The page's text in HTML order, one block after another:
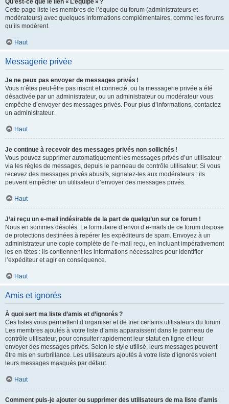
Qu’est-ce que le lien « L’équipe » ?
Cette page liste les membres de l’équipe du forum (administrateurs et
modérateurs) avec quelques informations complémentaires, comme les forums
qu’ils modèrent.
Haut
Messagerie privée
Je ne peux pas envoyer de messages privés !
Vous n’êtes peut-être pas inscrit et connecté, ou la messagerie privée a été
désactivée par un administrateur, ou un administrateur ou modérateur vous
empêche d’envoyer des messages privés. Pour plus d’informations, contactez
un administrateur.
Haut
Je continue à recevoir des messages privés non sollicités !
Vous pouvez supprimer automatiquement les messages privés d’un utilisateur
via les règles de messages, depuis le panneau de contrôle utilisateur. Si vous
recevez des messages privés abusifs, signalez-les aux modérateurs : ils
peuvent empêcher un utilisateur d’envoyer des messages privés.
Haut
J’ai reçu un e-mail indésirable de la part de quelqu’un sur ce forum !
Nous en sommes désolés. Le formulaire d’envoi d’e-mails de ce forum dispose
de protections destinées à repérer les expéditeurs de spam. Envoyez à un
administrateur une copie complète de l’e-mail reçu, en incluant impérativement
les en-têtes : ils contiennent les informations nécessaires pour identifier
l’expéditeur et agir en conséquence.
Haut
Amis et ignorés
À quoi sert ma liste d’amis et d’ignorés ?
Ces listes vous permettent d’organiser et de trier certains utilisateurs du forum.
Les membres ajoutés à votre liste d’amis apparaissent dans le panneau de
contrôle utilisateur, pour consulter rapidement leur statut en ligne et leur
envoyer des messages privés. Selon le style utilisé, leurs messages peuvent
être mis en surbrillance. Les utilisateurs ajoutés à votre liste d’ignorés voient
leurs messages masqués par défaut.
Haut
Comment puis-je ajouter ou supprimer des utilisateurs de ma liste d’amis